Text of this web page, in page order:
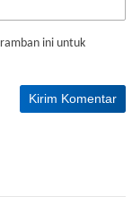
ini untuk